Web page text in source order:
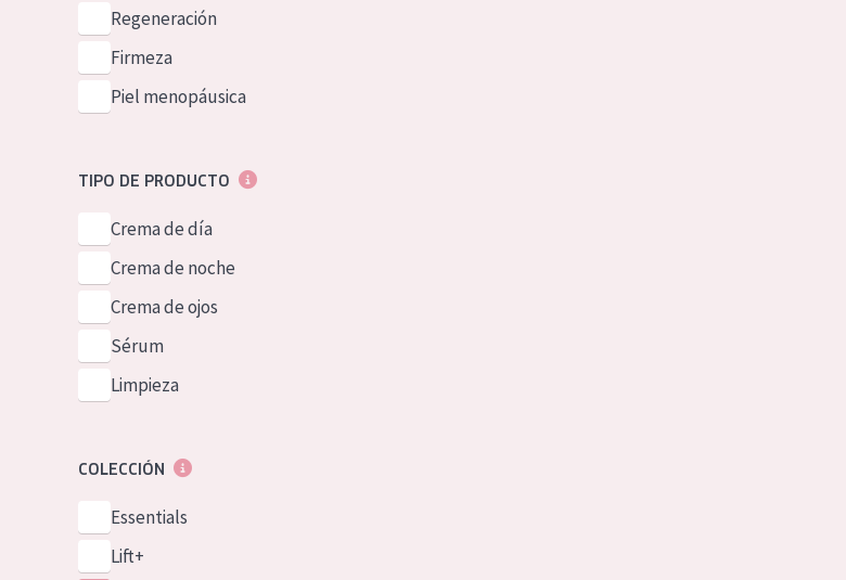
German
Spanish
Greek
Regeneración
Firmeza
Piel menopáusica
TIPO DE PRODUCTO
Crema de día
Crema de noche
Crema de ojos
Sérum
Limpieza
COLECCIÓN
Essentials
Lift+